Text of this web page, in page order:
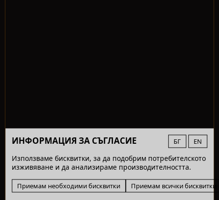
ИНФОРМАЦИЯ ЗА СЪГЛАСИЕ БГ EN
Използваме бисквитки, за да подобрим потребителското
изживяване и да анализираме производителността.
Приемам необходими бисквитки Приемам всички бисквитки